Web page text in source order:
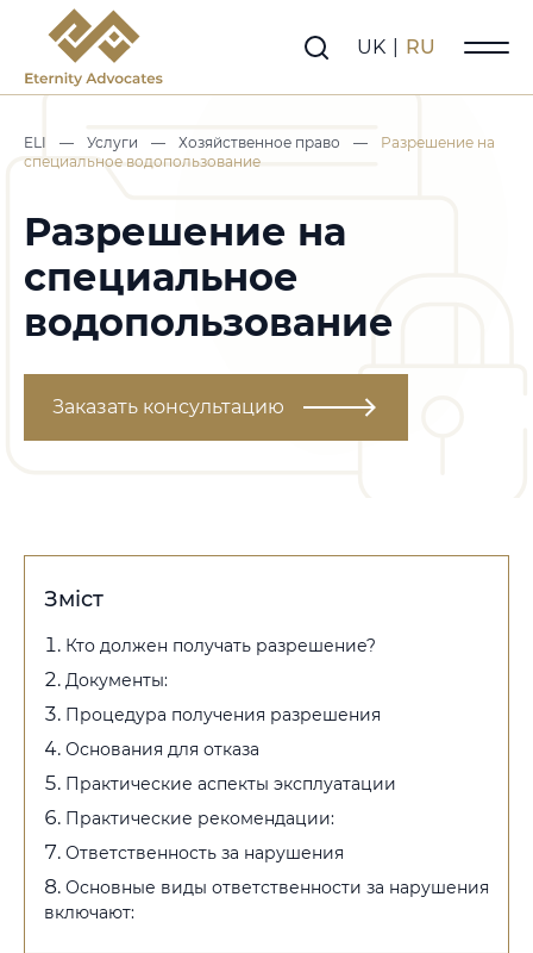
UK RU
ELI — Услуги — Хозяйственное право —
Разрешение на
специальное водопользование
Разрешение на
специальное
водопользование
Заказать консультацию
Зміст
Кто должен получать разрешение?
Документы:
Процедура получения разрешения
Основания для отказа
Практические аспекты эксплуатации
Практические рекомендации:
Ответственность за нарушения
Основные виды ответственности за нарушения
включают: